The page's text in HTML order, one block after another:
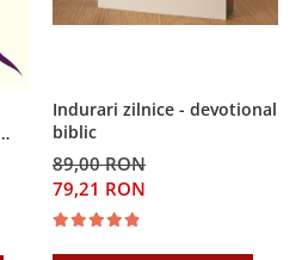
Indurari zilnice - devotional
biblic
89,00 RON
79,21 RON